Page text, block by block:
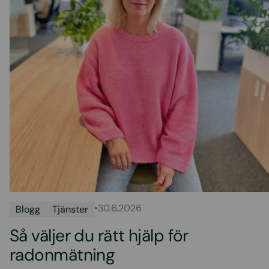
Blogg Tjänster •30.6.2026
Så väljer du rätt hjälp för
radonmätning